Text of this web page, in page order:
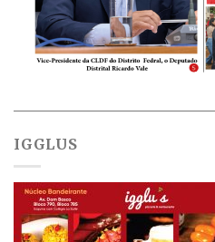
IGGLUS